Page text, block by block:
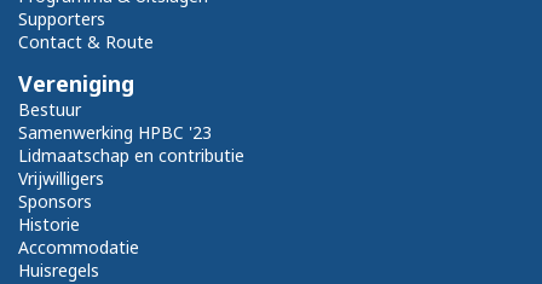
Supporters
Contact & Route
Vereniging
Bestuur
Samenwerking HPBC '23
Lidmaatschap en contributie
Vrijwilligers
Sponsors
Historie
Accommodatie
Huisregels